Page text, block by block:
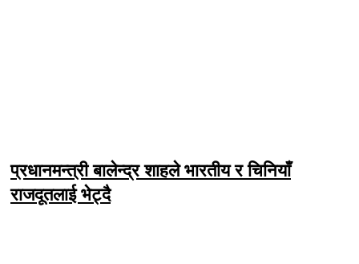
प्रधानमन्त्री बालेन्द्र शाहले भारतीय र चिनियाँ
राजदूतलाई भेट्दै